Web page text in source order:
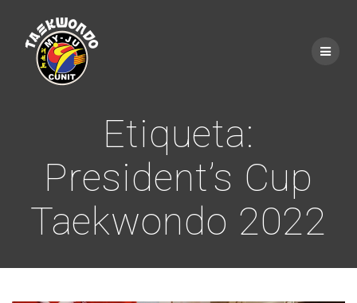
Etiqueta:
President’s Cup
Taekwondo 2022